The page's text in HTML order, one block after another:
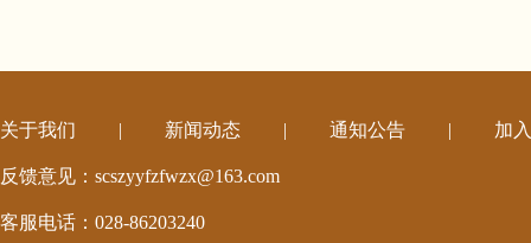
关于我们 | 新闻动态 | 通知公告 | 加
反馈意见：scszyyfzfwzx@163.com
客服电话：028-86203240